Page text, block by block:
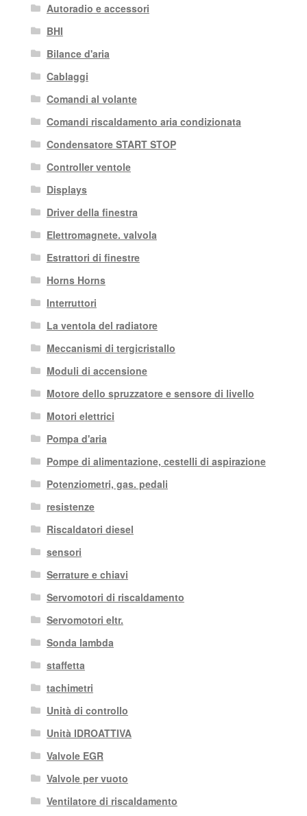
Autoradio e accessori
BHI
Bilance d'aria
Cablaggi
Comandi al volante
Comandi riscaldamento aria condizionata
Condensatore START STOP
Controller ventole
Displays
Driver della finestra
Elettromagnete. valvola
Estrattori di finestre
Horns Horns
Interruttori
La ventola del radiatore
Meccanismi di tergicristallo
Moduli di accensione
Motore dello spruzzatore e sensore di livello
Motori elettrici
Pompa d'aria
Pompe di alimentazione, cestelli di aspirazione
Potenziometri, gas. pedali
resistenze
Riscaldatori diesel
sensori
Serrature e chiavi
Servomotori di riscaldamento
Servomotori eltr.
Sonda lambda
staffetta
tachimetri
Unità di controllo
Unità IDROATTIVA
Valvole EGR
Valvole per vuoto
Ventilatore di riscaldamento